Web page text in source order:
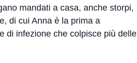
mandati a casa, anche storpi,
di cui Anna è la prima a
di infezione che colpisce più delle